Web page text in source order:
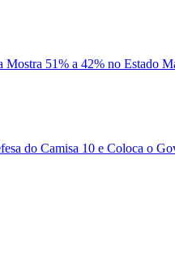
51% a 42% no Estado
do Camisa 10 e Coloca o